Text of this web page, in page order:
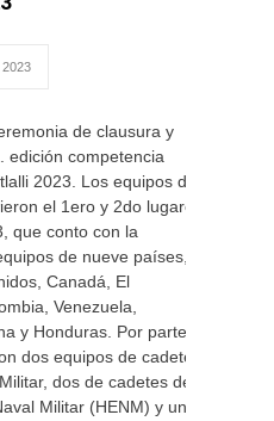
de clausura y
edición competencia
2023. Los equipos del
el 1ero y 2do lugares
que conto con la
de nueve países,
Canadá, El
Venezuela,
y Honduras. Por parte
dos equipos de cadetes
dos de cadetes de
Militar (HENM) y uno